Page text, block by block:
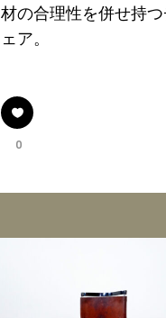
材の合理性を併せ持
ェア。
0